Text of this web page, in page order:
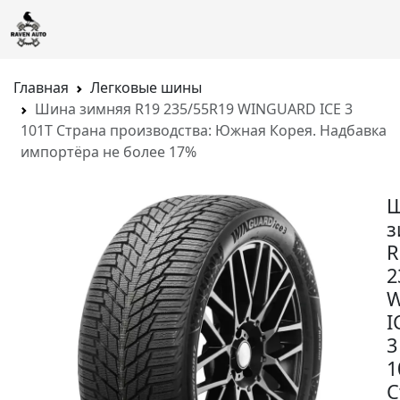
Главная
Легковые шины
Шина зимняя R19 235/55R19 WINGUARD ICE 3
101T Страна производства: Южная Корея. Надбавка
импортёра не более 17%
3